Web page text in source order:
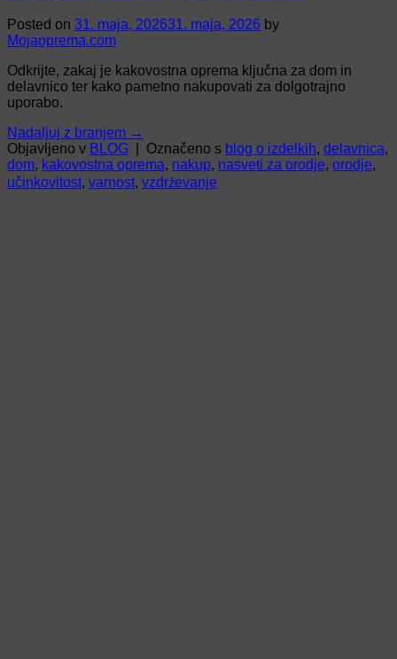
Posted on 31. maja, 202631. maja, 2026 by
Mojaoprema.com
Odkrijte, zakaj je kakovostna oprema ključna za dom in
delavnico ter kako pametno nakupovati za dolgotrajno
uporabo.
Nadaljuj z branjem →
Objavljeno v BLOG Označeno s blog o izdelkih, delavnica,
dom, kakovostna oprema, nakup, nasveti za orodje, orodje,
učinkovitost, varnost, vzdrževanje